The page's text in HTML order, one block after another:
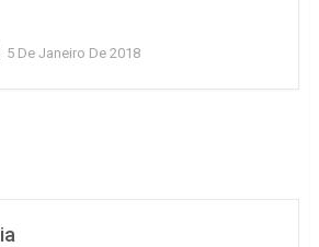
5 De Janeiro De 2018